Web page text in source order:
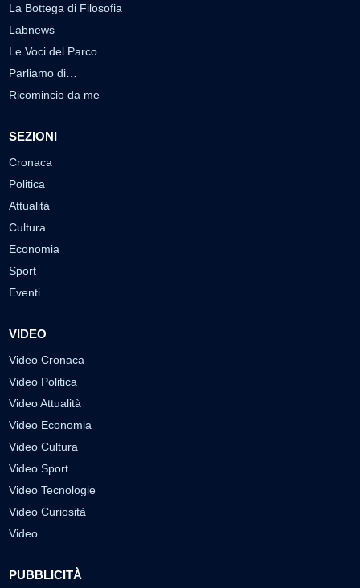
La Bottega di Filosofia
Labnews
Le Voci del Parco
Parliamo di…
Ricomincio da me
SEZIONI
Cronaca
Politica
Attualità
Cultura
Economia
Sport
Eventi
VIDEO
Video Cronaca
Video Politica
Video Attualità
Video Economia
Video Cultura
Video Sport
Video Tecnologie
Video Curiosità
Video
PUBBLICITÀ